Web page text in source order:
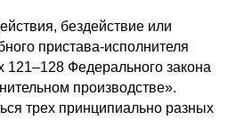
бездействие или
пристава-исполнителя
121–128 Федерального закона
производстве».
трех принципиально разных